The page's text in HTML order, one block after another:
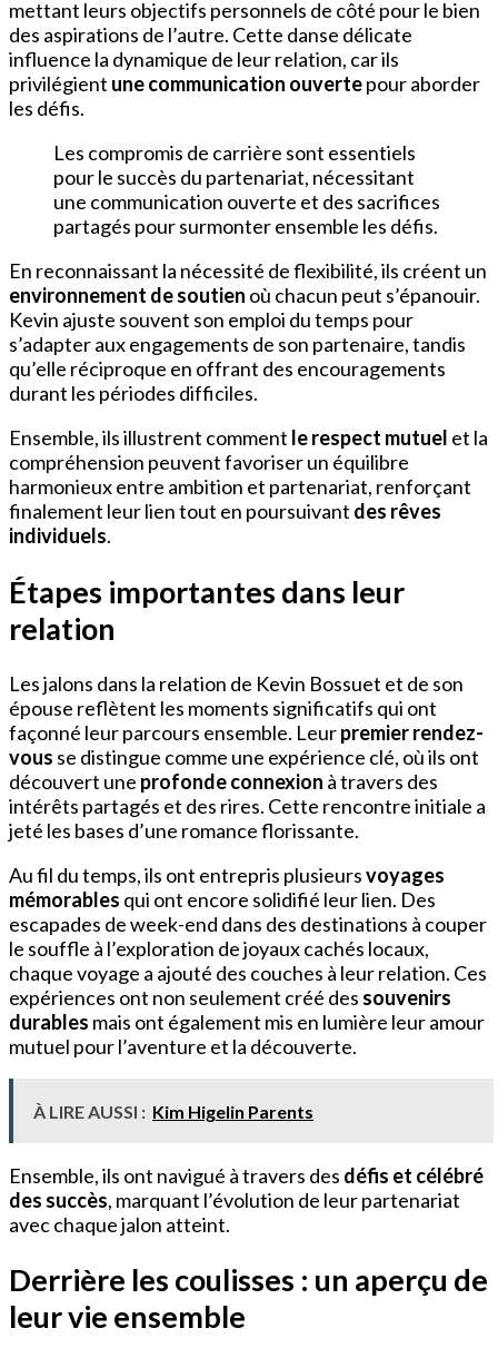
mettant leurs objectifs personnels de côté pour le bien
des aspirations de l’autre. Cette danse délicate
influence la dynamique de leur relation, car ils
privilégient une communication ouvertepour aborder
les défis.
Les compromis de carrière sont essentiels
pour le succès du partenariat, nécessitant
une communication ouverte et des sacrifices
partagés pour surmonter ensemble les défis.
En reconnaissant la nécessité de flexibilité, ils créent un
environnement de soutien où chacun peut s’épanouir.
Kevin ajuste souvent son emploi du temps pour
s’adapter aux engagements de son partenaire, tandis
qu’elle réciproque en offrant des encouragements
durant les périodes difficiles.
Ensemble, ils illustrent comment le respect mutuel et la
compréhension peuvent favoriser un équilibre
harmonieux entre ambition et partenariat, renforçant
finalement leur lien tout en poursuivant des rêves
individuels.
Étapes importantes dans leur
relation
Les jalons dans la relation de Kevin Bossuet et de son
épouse reflètent les moments significatifs qui ont
façonné leur parcours ensemble. Leurpremier rendez-
vous se distingue comme une expérience clé, où ils ont
découvert une profonde connexion à travers des
intérêts partagés et des rires. Cette rencontre initiale a
jeté les bases d’une romance florissante.
Au fil du temps, ils ont entrepris plusieursvoyages
mémorables qui ont encore solidifié leur lien. Des
escapades de week-end dans des destinations à couper
le souffle à l’exploration de joyaux cachés locaux,
chaque voyage a ajouté des couches à leur relation. Ces
expériences ont non seulement créé des souvenirs
durables mais ont également mis en lumière leur amour
mutuel pour l’aventure et la découverte.
À LIRE AUSSI : Kim Higelin Parents
Ensemble, ils ont navigué à travers des défis et célébré
des succès, marquant l’évolution de leur partenariat
avec chaque jalon atteint.
Derrière les coulisses : un aperçu de
leur vie ensemble